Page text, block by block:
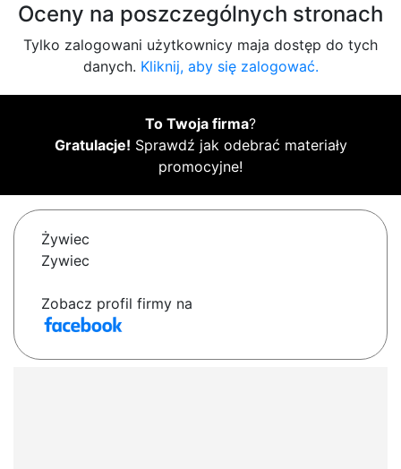
Oceny na poszczególnych stronach
Tylko zalogowani użytkownicy maja dostęp do tych
danych. Kliknij, aby się zalogować.
To Twoja firma?
Gratulacje! Sprawdź jak odebrać materiały
promocyjne!
Żywiec
Zywiec
Zobacz profil firmy na